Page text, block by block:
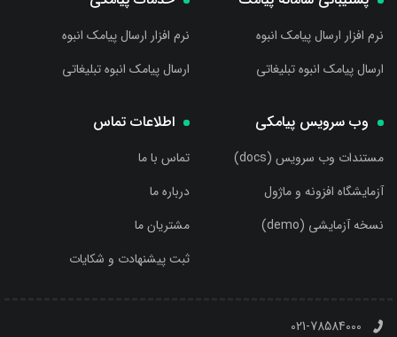
نرم افزار ارسال پیامک انبوه
ارسال پیامک انبوه تبلیغاتی
نرم افزار ارسال پیامک انبوه
ارسال پیامک انبوه تبلیغاتی
وب سرویس پیامکی
مستندات وب سرویس (docs)
آزمایشگاه افزونه و ماژول
نسخه آزمایشی (demo)
اطلاعات تماس
تماس با ما
درباره ما
مشتریان ما
ثبت پیشنهادت و شکایات
021-78584000